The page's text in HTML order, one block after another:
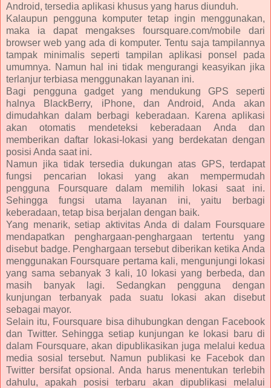
Android, tersedia aplikasi khusus yang harus diunduh.
Kalaupun pengguna komputer tetap ingin menggunakan,
maka ia dapat mengakses foursquare.com/mobile dari
browser web yang ada di komputer. Tentu saja tampilannya
tampak minimalis seperti tampilan aplikasi ponsel pada
umumnya. Namun hal ini tidak mengurangi keasyikan jika
terlanjur terbiasa menggunakan layanan ini.
Bagi pengguna gadget yang mendukung GPS seperti
halnya BlackBerry, iPhone, dan Android, Anda akan
dimudahkan dalam berbagi keberadaan. Karena aplikasi
akan otomatis mendeteksi keberadaan Anda dan
memberikan daftar lokasi-lokasi yang berdekatan dengan
posisi Anda saat ini.
Namun jika tidak tersedia dukungan atas GPS, terdapat
fungsi pencarian lokasi yang akan mempermudah
pengguna Foursquare dalam memilih lokasi saat ini.
Sehingga fungsi utama layanan ini, yaitu berbagi
keberadaan, tetap bisa berjalan dengan baik.
Yang menarik, setiap aktivitas Anda di dalam Foursquare
mendapatkan penghargaan-penghargaan tertentu yang
disebut badge. Penghargaan tersebut diberikan ketika Anda
menggunakan Foursquare pertama kali, mengunjungi lokasi
yang sama sebanyak 3 kali, 10 lokasi yang berbeda, dan
masih banyak lagi. Sedangkan pengguna dengan
kunjungan terbanyak pada suatu lokasi akan disebut
sebagai mayor.
Selain itu, Foursquare bisa dihubungkan dengan Facebook
dan Twitter. Sehingga setiap kunjungan ke lokasi baru di
dalam Foursquare, akan dipublikasikan juga melalui kedua
media sosial tersebut. Namun publikasi ke Facebok dan
Twitter bersifat opsional. Anda harus menentukan terlebih
dahulu, apakah posisi terbaru akan dipublikasi melalui